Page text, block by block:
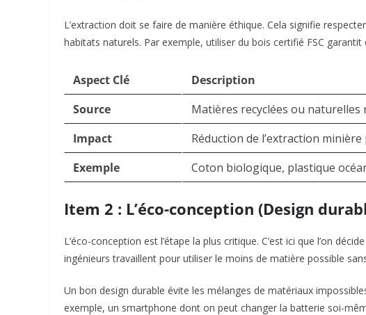
L’extraction doit se faire de manière éthique. Cela signifie
habitats naturels. Par exemple, utiliser du bois certifié FSC
Aspect Clé
Description
Source
Matières recyclées ou naturelles
Impact
Réduction de l’extraction
Exemple
Coton biologique, plastique
Item 2 : L’éco-conception (Design
L’éco-conception est l’étape la plus critique. C’est ici que l’on
ingénieurs travaillent pour utiliser le moins de matière possible
Un bon design durable évite les mélanges de matériaux
exemple, un smartphone dont on peut changer la batterie soi-